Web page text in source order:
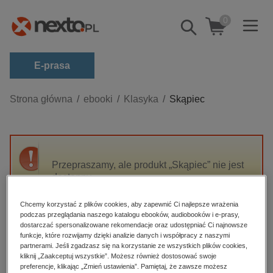
Pokaż/schowaj
wyszukiwarkę
0
E-prasa
Kategorie
biznesowe, branżowe, gospodarka
dzienniki
edukacja
hobby, sport, rozrywka
komputery, internet, technologie, informatyka
Strona główna ebooki Klasyka Skąpiec
Przepraszamy, ale produkt „Skąpiec” nie jest
dostępny.
High-contrast mode
Polecane
Chcemy korzystać z plików cookies, aby zapewnić Ci najlepsze wrażenia
podczas przeglądania naszego katalogu ebooków, audiobooków i e-prasy,
dostarczać spersonalizowane rekomendacje oraz udostępniać Ci najnowsze
funkcje, które rozwijamy dzięki analizie danych i współpracy z naszymi
partnerami. Jeśli zgadzasz się na korzystanie ze wszystkich plików cookies,
kliknij „Zaakceptuj wszystkie”. Możesz również dostosować swoje
preferencje, klikając „Zmień ustawienia”. Pamiętaj, że zawsze możesz